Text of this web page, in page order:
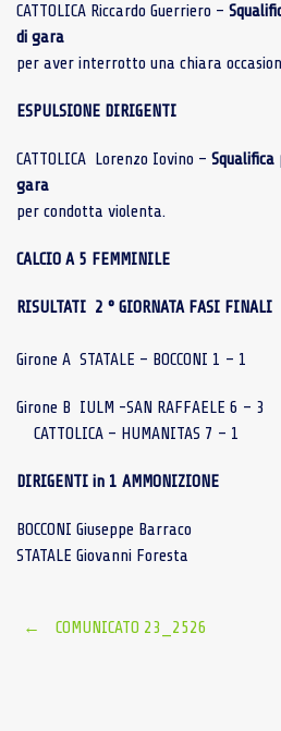
CATTOLICA Riccardo Guerriero –
di gara
per aver interrotto una chiara
ESPULSIONE DIRIGENTI
CATTOLICA Lorenzo Iovino –
gara
per condotta violenta.
CALCIO A 5 FEMMINILE
RISULTATI 2 ° GIORNATA FASI FINALI
Girone A STATALE – BOCCONI 1 – 1
Girone B IULM -SAN RAFFAELE 6 – 3
CATTOLICA – HUMANITAS 7 – 1
DIRIGENTI in 1 AMMONIZIONE
BOCCONI Giuseppe Barraco
STATALE Giovanni Foresta
Post
← COMUNICATO 23_2526